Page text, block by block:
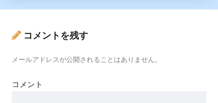
コメントを残す
メールアドレスが公開されることはありません。
コメント